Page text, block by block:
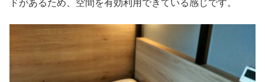
ドがあるため、空間を有効利用できている感じです。